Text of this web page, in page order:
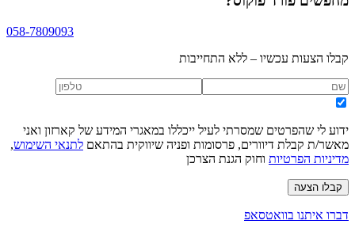
058-7809093
קבלו הצעות עכשיו – ללא התחייבות
ידוע לי שהפרטים שמסרתי לעיל ייכללו במאגרי המידע של קארזון ואני
מאשר/ת קבלת דיוורים, פרסומות ופניה שיווקית בהתאם לתנאי השימוש,
מדיניות הפרטיות וחוק הגנת הצרכן
קבלו הצעה
דברו איתנו בוואטסאפ